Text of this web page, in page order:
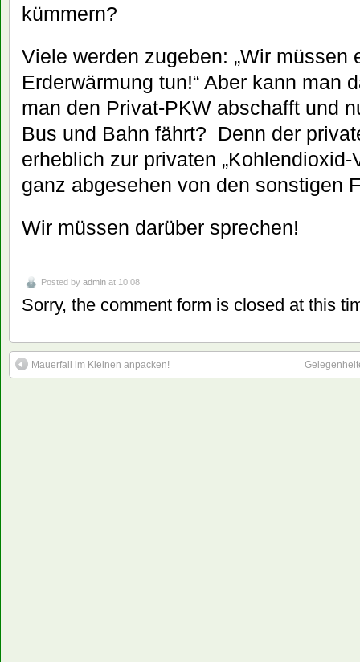
kümmern?
Viele werden zugeben: „Wir müssen
Erderwärmung tun!“ Aber kann man
man den Privat-PKW abschafft und
Bus und Bahn fährt? Denn der
erheblich zur privaten „Kohlendioxid-
ganz abgesehen von den sonstigen
Wir müssen darüber sprechen!
Posted by admin at 10:08
Sorry, the comment form is closed at this
Mauerfall im Kleinen anpacken!